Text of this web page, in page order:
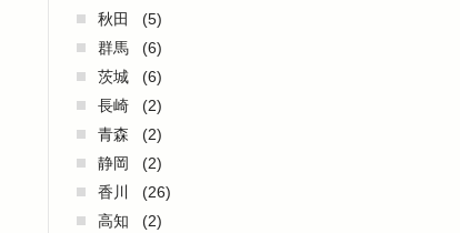
秋田
(5)
群馬
(6)
茨城
(6)
長崎
(2)
青森
(2)
静岡
(2)
香川
(26)
高知
(2)